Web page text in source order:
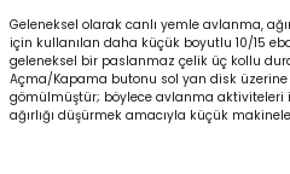
Geleneksel olarak canlı yemle avlanma,
için kullanılan daha küçük boyutlu 10/15
geleneksel bir paslanmaz çelik üç kollu
Açma/Kapama butonu sol yan disk
gömülmüştür; böylece avlanma aktiviteleri
ağırlığı düşürmek amacıyla küçük